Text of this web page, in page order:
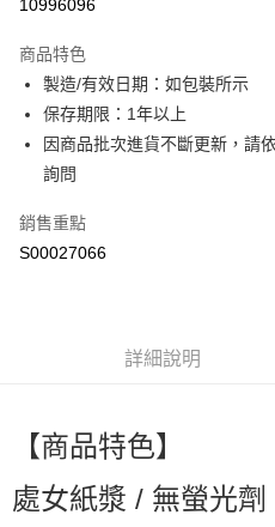
Apple Pay
街口支付
全盈+PAY
ATM付款
萊爾富取貨付款
每筆NT$60，滿NT$599(含以上)免
10996096
商品特色
製造/有效日期：如包裝所示
保存期限：1年以上
因商品批次進貨不斷更新，請
詢問
銷售重點
S00027066
詳細說明
【商品特色】
處女紙漿 / 無螢光劑